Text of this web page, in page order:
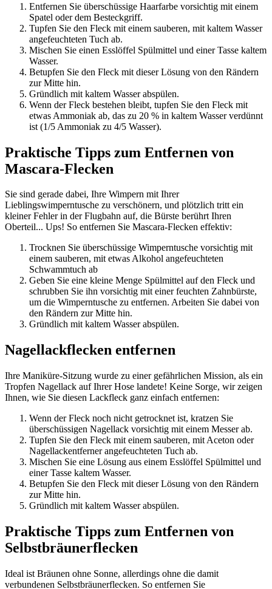
Entfernen Sie überschüssige Haarfarbe vorsichtig mit einem
Spatel oder dem Besteckgriff.
Tupfen Sie den Fleck mit einem sauberen, mit kaltem Wasser
angefeuchteten Tuch ab.
Mischen Sie einen Esslöffel Spülmittel und einer Tasse kaltem
Wasser.
Betupfen Sie den Fleck mit dieser Lösung von den Rändern
zur Mitte hin.
Gründlich mit kaltem Wasser abspülen.
Wenn der Fleck bestehen bleibt, tupfen Sie den Fleck mit
etwas Ammoniak ab, das zu 20 % in kaltem Wasser verdünnt
ist (1/5 Ammoniak zu 4/5 Wasser).
Praktische Tipps zum Entfernen von
Mascara-Flecken
Sie sind gerade dabei, Ihre Wimpern mit Ihrer
Lieblingswimperntusche zu verschönern, und plötzlich tritt ein
kleiner Fehler in der Flugbahn auf, die Bürste berührt Ihren
Oberteil... Ups! So entfernen Sie Mascara-Flecken effektiv:
Trocknen Sie überschüssige Wimperntusche vorsichtig mit
einem sauberen, mit etwas Alkohol angefeuchteten
Schwammtuch ab
Geben Sie eine kleine Menge Spülmittel auf den Fleck und
schrubben Sie ihn vorsichtig mit einer feuchten Zahnbürste,
um die Wimperntusche zu entfernen. Arbeiten Sie dabei von
den Rändern zur Mitte hin.
Gründlich mit kaltem Wasser abspülen.
Nagellackflecken entfernen
Ihre Maniküre-Sitzung wurde zu einer gefährlichen Mission, als ein
Tropfen Nagellack auf Ihrer Hose landete! Keine Sorge, wir zeigen
Ihnen, wie Sie diesen Lackfleck ganz einfach entfernen:
Wenn der Fleck noch nicht getrocknet ist, kratzen Sie
überschüssigen Nagellack vorsichtig mit einem Messer ab.
Tupfen Sie den Fleck mit einem sauberen, mit Aceton oder
Nagellackentferner angefeuchteten Tuch ab.
Mischen Sie eine Lösung aus einem Esslöffel Spülmittel und
einer Tasse kaltem Wasser.
Betupfen Sie den Fleck mit dieser Lösung von den Rändern
zur Mitte hin.
Gründlich mit kaltem Wasser abspülen.
Praktische Tipps zum Entfernen von
Selbstbräunerflecken
Ideal ist Bräunen ohne Sonne, allerdings ohne die damit
verbundenen Selbstbräunerflecken. So entfernen Sie